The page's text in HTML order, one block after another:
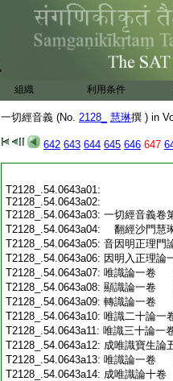
組織 利用条件
一切經音義 (No. 2128_ 慧琳撰 ) in
642 643 644 645 646 647
T2128_.54.0643a01:
T2128_.54.0643a02:
T2128_.54.0643a03: 一切經音義卷
T2128_.54.0643a04:
翻經沙門慧
T2128_.54.0643a05: 音因明正理
T2128_.54.0643a06: 因明入正理
T2128_.54.0643a07: 唯識論一卷
T2128_.54.0643a08: 顯識論一卷
T2128_.54.0643a09: 轉識論一卷
T2128_.54.0643a10: 唯識二十論
T2128_.54.0643a11: 唯識三十論
T2128_.54.0643a12: 成唯識寶生
T2128_.54.0643a13: 唯識論一卷
T2128_.54.0643a14: 成唯識論十